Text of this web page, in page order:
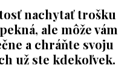
nachytať trošku
ale môže vám
a chráňte svoju
už ste kdekoľvek.